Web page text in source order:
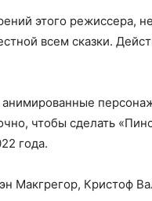
этого режиссера,
всем сказки.
чтобы сделать
года.
Макгрегор, Кристоф